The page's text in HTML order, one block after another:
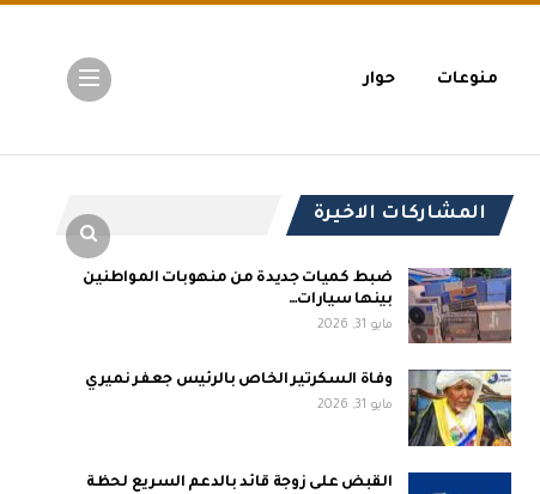
منوعات حوار
المشاركات الاخيرة
ضبط كميات جديدة من منهوبات المواطنين
بينها سيارات…
مايو 31, 2026
وفاة السكرتير الخاص بالرئيس جعفر نميري
مايو 31, 2026
القبض على زوجة قائد بالدعم السريع لحظة